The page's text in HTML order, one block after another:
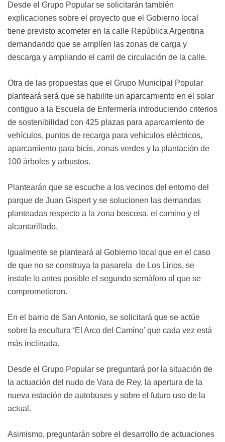
Desde el Grupo Popular se solicitarán también
explicaciones sobre el proyecto que el Gobierno local
tiene previsto acometer en la calle República Argentina
demandando que se amplíen las zonas de carga y
descarga y ampliando el carril de circulación de la calle.
Otra de las propuestas que el Grupo Municipal Popular
planteará será que se habilite un aparcamiento en el solar
contiguo a la Escuela de Enfermería introduciendo criterios
de sostenibilidad con 425 plazas para aparcamiento de
vehículos, puntos de recarga para vehículos eléctricos,
aparcamiento para bicis, zonas verdes y la plantación de
100 árboles y arbustos.
Plantearán que se escuche a los vecinos del entorno del
parque de Juan Gispert y se solucionen las demandas
planteadas respecto a la zona boscosa, el camino y el
alcantarillado.
Igualmente se planteará al Gobierno local que en el caso
de que no se construya la pasarela de Los Lirios, se
instale lo antes posible el segundo semáforo al que se
comprometieron.
En el barrio de San Antonio, se solicitará que se actúe
sobre la escultura ‘El Arco del Camino’ que cada vez está
más inclinada.
Desde el Grupo Popular se preguntará por la situación de
la actuación del nudo de Vara de Rey, la apertura de la
nueva estación de autobuses y sobre el futuro uso de la
actual.
Asimismo, preguntarán sobre el desarrollo de actuaciones